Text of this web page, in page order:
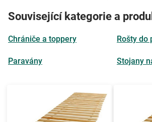
Související kategorie a
Chrániče a toppery
Paravány
Rošty do
Stojany